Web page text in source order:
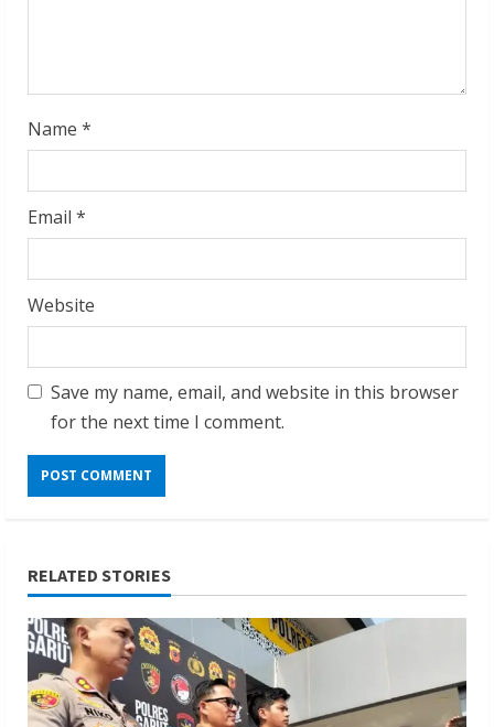
Name *
Email *
Website
Save my name, email, and website in this browser
for the next time I comment.
RELATED STORIES